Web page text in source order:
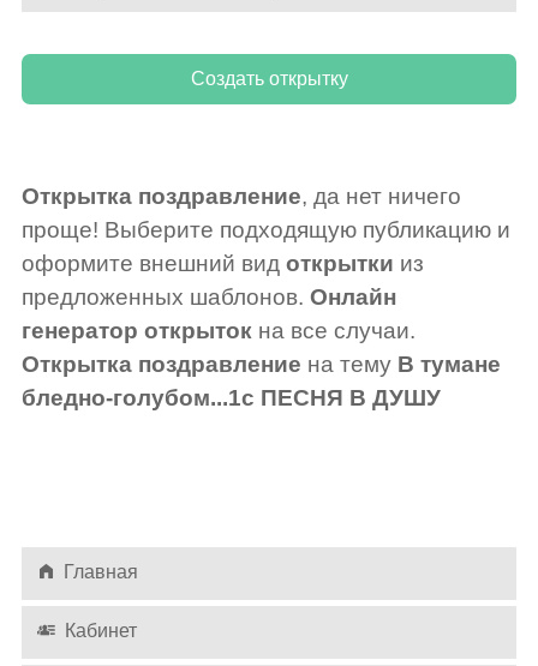
Открытка поздравление, да нет ничего
проще! Выберите подходящую публикацию и
оформите внешний вид открытки из
предложенных шаблонов. Онлайн
генератор открытокна все случаи.
Открытка поздравление на тему В тумане
бледно-голубом...1с ПЕСНЯ В ДУШУ
Главная
Кабинет